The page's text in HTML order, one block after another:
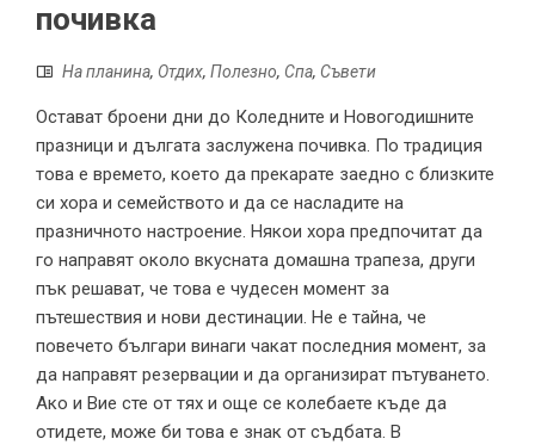
почивка
На планина, Отдих, Полезно, Спа, Съвети
Остават броени дни до Коледните и Новогодишните
празници и дългата заслужена почивка. По традиция
това е времето, което да прекарате заедно с близките
си хора и семейството и да се насладите на
празничното настроение. Някои хора предпочитат да
го направят около вкусната домашна трапеза, други
пък решават, че това е чудесен момент за
пътешествия и нови дестинации. Не е тайна, че
повечето българи винаги чакат последния момент, за
да направят резервации и да организират пътуването.
Ако и Вие сте от тях и още се колебаете къде да
отидете, може би това е знак от съдбата. В